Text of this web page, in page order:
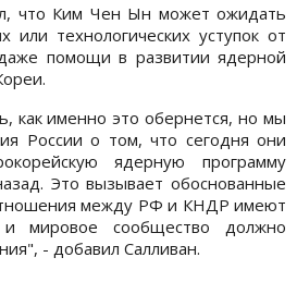
что Ким Чен Ын может ожидать
или технологических уступок от
помощи в развитии ядерной
как именно это обернется, но мы
России о том, что сегодня они
ядерную программу
Это вызывает обоснованные
между РФ и КНДР имеют
и мировое сообщество должно
- добавил Салливан.